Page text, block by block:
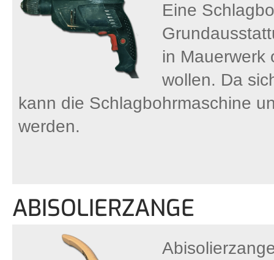
Eine
in Mauerwerk
wollen. Da
kann die Schlagbohrmaschine
werden.
ABISOLIERZANGE